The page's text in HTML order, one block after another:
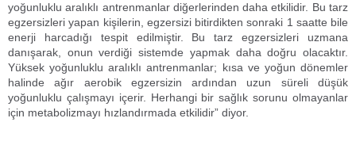
yoğunluklu aralıklı antrenmanlar diğerlerinden daha etkilidir. Bu tarz
egzersizleri yapan kişilerin, egzersizi bitirdikten sonraki 1 saatte bile
enerji harcadığı tespit edilmiştir. Bu tarz egzersizleri uzmana
danışarak, onun verdiği sistemde yapmak daha doğru olacaktır.
Yüksek yoğunluklu aralıklı antrenmanlar; kısa ve yoğun dönemler
halinde ağır aerobik egzersizin ardından uzun süreli düşük
yoğunluklu çalışmayı içerir. Herhangi bir sağlık sorunu olmayanlar
için metabolizmayı hızlandırmada etkilidir” diyor.